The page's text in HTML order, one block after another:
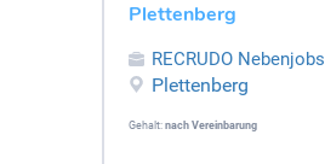
Plettenberg
RECRUDO Nebenjobs
Plettenberg
Gehalt: nach Vereinbarung